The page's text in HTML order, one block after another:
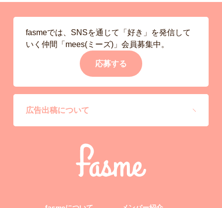
fasmeでは、SNSを通じて「好き」を発信して
いく仲間「mees(ミーズ)」会員募集中。
応募する
広告出稿について